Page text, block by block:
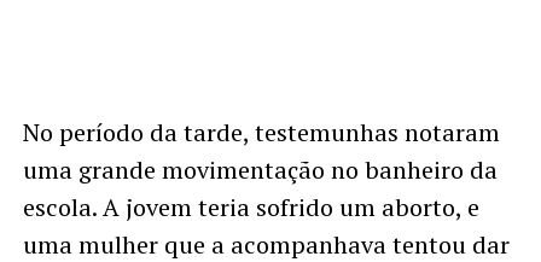
No período da tarde, testemunhas notaram
uma grande movimentação no banheiro da
escola. A jovem teria sofrido um aborto, e
uma mulher que a acompanhava tentou dar